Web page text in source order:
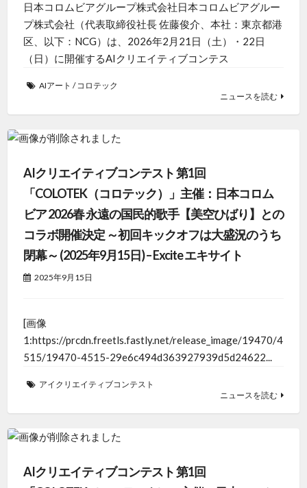
日本コロムビアグループ株式会社日本コロムビアグルー
プ株式会社（代表取締役社長 佐藤俊介、本社：東京都港
区、以下：NCG）は、2026年2月21日（土）・22日
（日）に開催するAIクリエイティブコンテス
AIアート / コロテック
ニュースを読む
AIクリエイティブコンテスト 第1回
「COLOTEK（コロテック）」主催：日本コロム
ビア 2026春 永遠の国民的歌手【美空ひばり】との
コラボ開催決定 ～初回キックオフは大盛況のうち
閉幕～ (2025年9月15日) – Excite エキサイト
2025年9月15日
[画像
1:https://prcdn.freetls.fastly.net/release_image/19470/4
515/19470-4515-29e6c494d363927939d5d24622...
アイクリエイティブコンテスト
ニュースを読む
AIクリエイティブコンテスト 第1回